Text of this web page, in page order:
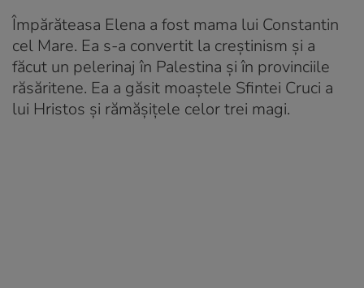
Împărăteasa Elena a fost mama lui Constantin
cel Mare. Ea s-a convertit la creștinism și a
făcut un pelerinaj în Palestina și în provinciile
răsăritene. Ea a găsit moaștele Sfintei Cruci a
lui Hristos și rămășițele celor trei magi.